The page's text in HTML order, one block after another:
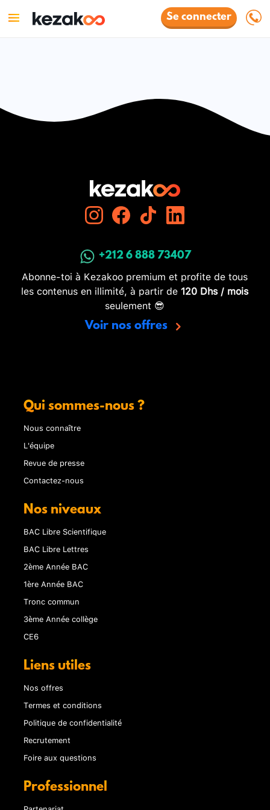
Se connecter
+212 6 888 73407
Abonne-toi à Kezakoo premium et profite de tous
les contenus en illimité, à partir de 120 Dhs / mois
seulement 😎
Voir nos offres
Qui sommes-nous ?
Nous connaître
L'équipe
Revue de presse
Contactez-nous
Nos niveaux
BAC Libre Scientifique
BAC Libre Lettres
2ème Année BAC
1ère Année BAC
Tronc commun
3ème Année collège
CE6
Liens utiles
Nos offres
Termes et conditions
Politique de confidentialité
Recrutement
Foire aux questions
Professionnel